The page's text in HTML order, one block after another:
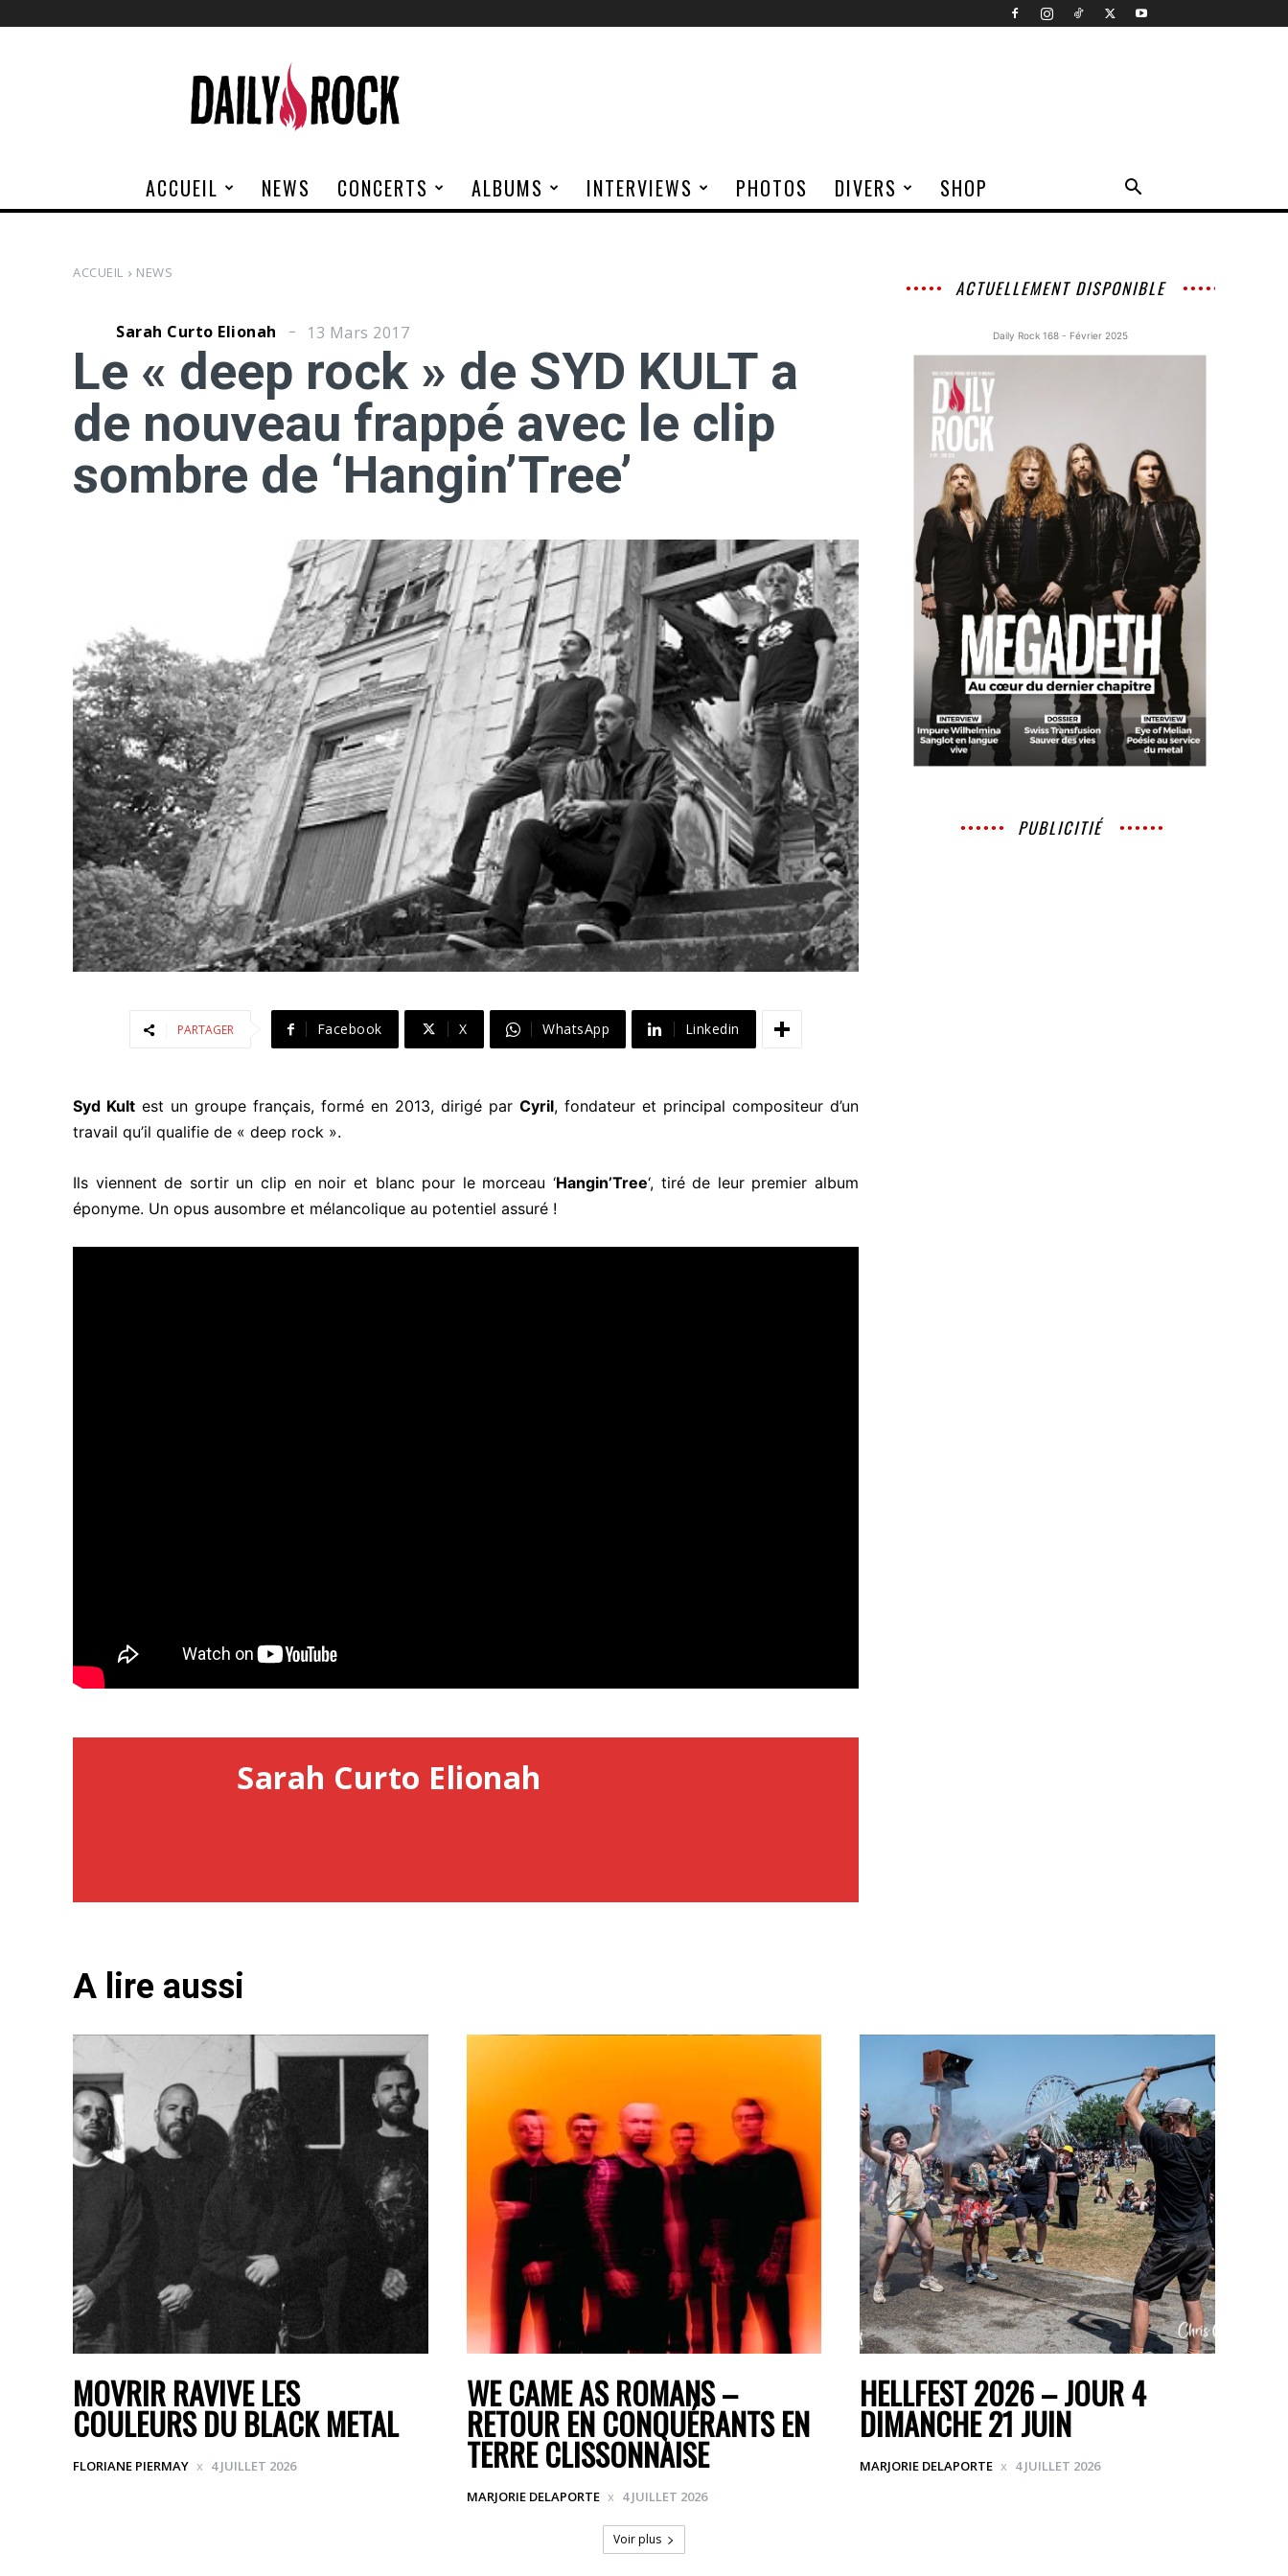
Rock
ACCUEIL NEWS CONCERTS ALBUMS INTERVIEWS PHOTOS DIVERS SHOP
ACCUEIL NEWS
Sarah Curto Elionah 13 Mars 2017
Le « deep rock » de SYD KULT a
de nouveau frappé avec le clip
sombre de ‘Hangin’Tree’
PARTAGER Facebook X WhatsApp Linkedin
Syd Kult est un groupe français, formé en 2013, dirigé par Cyril, fondateur et principal compositeur d’un
travail qu’il qualifie de « deep rock ».
Ils viennent de sortir un clip en noir et blanc pour le morceau ‘Hangin’Tree‘, tiré de leur premier album
éponyme. Un opus ausombre et mélancolique au potentiel assuré !
Sarah Curto Elionah
ACTUELLEMENT DISPONIBLE
Daily Rock 168 - Février 2025
PUBLICITIÉ
A lire aussi
MOVRIR RAVIVE LES
COULEURS DU BLACK METAL
FLORIANE PIERMAY 4 JUILLET 2026
WE CAME AS ROMANS –
RETOUR EN CONQUÉRANTS EN
TERRE CLISSONNAISE
MARJORIE DELAPORTE 4 JUILLET 2026
HELLFEST 2026 – JOUR 4
DIMANCHE 21 JUIN
MARJORIE DELAPORTE 4 JUILLET 2026
Voir plus